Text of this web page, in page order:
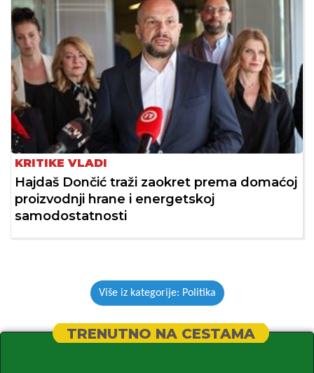
KRITIKE VLADI
Hajdaš Dončić traži zaokret prema domaćoj
proizvodnji hrane i energetskoj
samodostatnosti
Više iz kategorije: Politika
TRENUTNO NA CESTAMA